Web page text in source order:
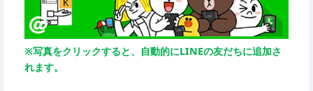
※写真をクリックすると、自動的にLINEの友だちに追加さ
れます。